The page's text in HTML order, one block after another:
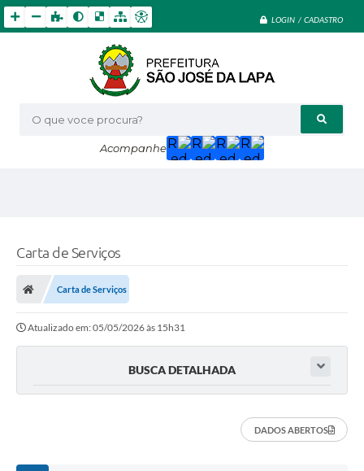
LOGIN / CADASTRO
O que voce procura?
Acompanhe
Carta de Serviços
Carta de Serviços
Atualizado em: 05/05/2026 às 15h31
BUSCA DETALHADA
DADOS ABERTOS